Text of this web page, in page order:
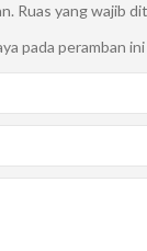
Ruas yang wajib
pada peramban